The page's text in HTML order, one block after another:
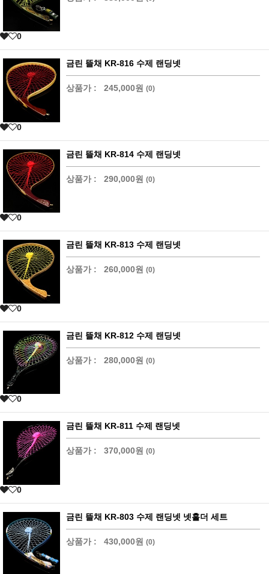
0
금린 뜰채 KR-816 수제 랜딩넷
상품가 : 245,000원 (0)
0
금린 뜰채 KR-814 수제 랜딩넷
상품가 : 290,000원 (0)
0
금린 뜰채 KR-813 수제 랜딩넷
상품가 : 260,000원 (0)
0
금린 뜰채 KR-812 수제 랜딩넷
상품가 : 280,000원 (0)
0
금린 뜰채 KR-811 수제 랜딩넷
상품가 : 370,000원 (0)
0
금린 뜰채 KR-803 수제 랜딩넷 넷홀더 세트
상품가 : 430,000원 (0)